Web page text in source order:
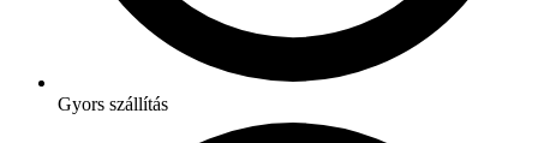
Gyors szállítás